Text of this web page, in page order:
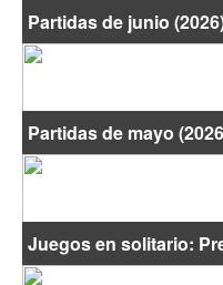
Partidas de junio
Partidas de mayo
Juegos en solitario: